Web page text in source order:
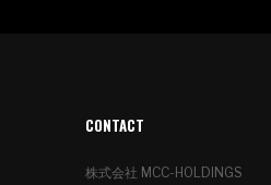
CONTACT
株式会社 MCC-HOLDINGS